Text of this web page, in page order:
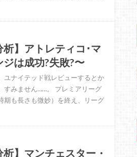
析】アトレティコ･マ
は成功?失敗?〜
ユナイテッド戦レビューするとか
すみません……。 プレミアリーグ
期も長さも微妙）を終え、リーグ
析】マンチェスター・